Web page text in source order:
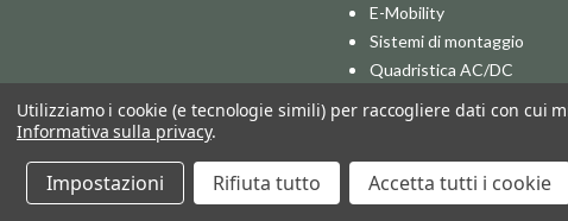
E-Mobility
Sistemi di montaggio
Quadristica AC/DC
© 2026 AMARA NET ZERO SRL - B2B Store
Utilizziamo i cookie (e tecnologie simili) per raccogliere dati con cui
Informativa sulla privacy.
Impostazioni Rifiuta tutto Accetta tutti i cookie